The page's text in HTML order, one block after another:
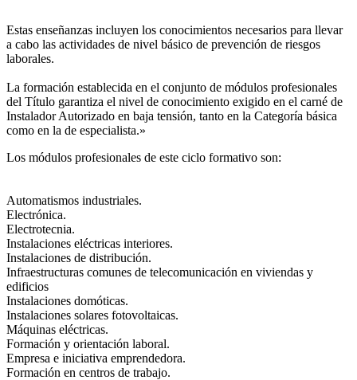
Estas enseñanzas incluyen los conocimientos necesarios para llevar
a cabo las actividades de nivel básico de prevención de riesgos
laborales.
La formación establecida en el conjunto de módulos profesionales
del Título garantiza el nivel de conocimiento exigido en el carné de
Instalador Autorizado en baja tensión, tanto en la Categoría básica
como en la de especialista.»
Los módulos profesionales de este ciclo formativo son:
Automatismos industriales.
Electrónica.
Electrotecnia.
Instalaciones eléctricas interiores.
Instalaciones de distribución.
Infraestructuras comunes de telecomunicación en viviendas y
edificios
Instalaciones domóticas.
Instalaciones solares fotovoltaicas.
Máquinas eléctricas.
Formación y orientación laboral.
Empresa e iniciativa emprendedora.
Formación en centros de trabajo.